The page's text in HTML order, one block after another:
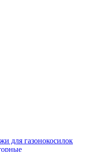
для газонокосилок